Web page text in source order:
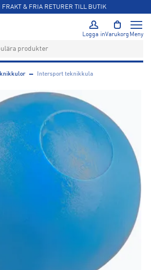
FRAKT & FRIA RETURER TILL BUTIK
Logga inVarukorg Meny
Intersport teknikkula